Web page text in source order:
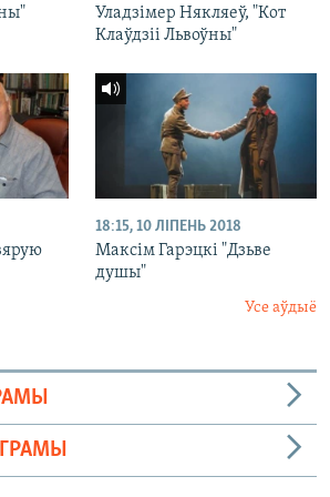
Уладзімер Някляеў, "Кот
Клаўдзіі Львоўны"
18:15, 10 ЛІПЕНЬ 2018
Максім Гарэцкі "Дзьве
душы"
Усе аўдыё